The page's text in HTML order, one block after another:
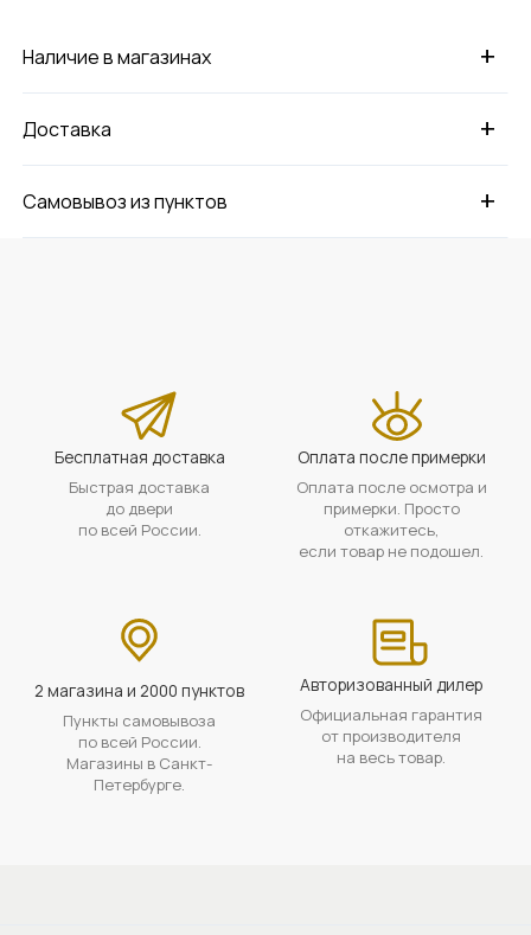
+
Наличие в магазинах
+
Доставка
+
Самовывоз из пунктов
Бесплатная доставка
Быстрая доставка
до двери
по всей России.
Оплата после примерки
Оплата после осмотра и
примерки. Просто
откажитесь,
если товар не подошел.
2 магазина и 2000 пунктов
Пункты самовывоза
по всей России.
Магазины в Санкт-
Петербурге.
Авторизованный дилер
Официальная гарантия
от производителя
на весь товар.